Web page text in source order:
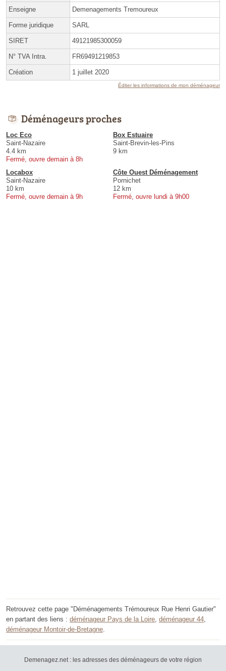
Enseigne Demenagements Tremoureux
Forme juridique SARL
SIRET 49121985300059
N° TVA Intra. FR69491219853
Création 1 juillet 2020
Éditer les informations de mon déménageur
Déménageurs proches
Loc Eco
Saint-Nazaire
4.4 km
Fermé, ouvre demain à 8h
Box Estuaire
Saint-Brevin-les-Pins
9 km
Locabox
Saint-Nazaire
10 km
Fermé, ouvre demain à 9h
Côte Ouest Déménagement
Pornichet
12 km
Fermé, ouvre lundi à 9h00
Retrouvez cette page "Déménagements Trémoureux Rue Henri Gautier"
en partant des liens : déménageur Pays de la Loire, déménageur 44,
déménageur Montoir-de-Bretagne.
Demenagez.net : les adresses des déménageurs de votre région